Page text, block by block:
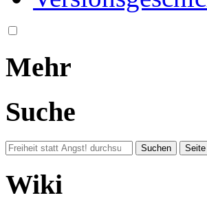
Mehr
Suche
Wiki